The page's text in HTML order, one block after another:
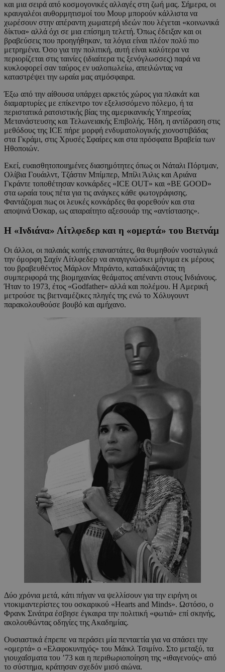
και μια σειρά από κοσμογονικές αλλαγές στη ζωή μας. Σήμερα, οι
κραυγαλέοι αυθορμητισμοί του Μουρ μπορούν κάλλιστα να
χωρέσουν στην απέραντη χωματερή ιδεών που λέγεται «κοινωνικά
δίκτυα» αλλά όχι σε μια επίσημη τελετή. Όπως έδειξαν και οι
βραβεύσεις που προηγήθηκαν, τα λόγια είναι πλέον πολύ πιο
μετρημένα. Όσο για την πολιτική, αυτή είναι καλύτερα να
περιορίζεται στις ταινίες (ιδιαίτερα τις ξενόγλωσσες) παρά να
κυκλοφορεί σαν ταύρος εν υαλοπωλείω, απειλώντας να
καταστρέψει την ωραία μας ατμόσφαιρα.
Έξω από την αίθουσα υπάρχει αρκετός χώρος για πλακάτ και
διαμαρτυρίες με επίκεντρο τον εξελισσόμενο πόλεμο, ή τα
περιστατικά ρατσιστικής βίας της αμερικανικής Υπηρεσίας
Μετανάστευσης και Τελωνειακής Επιβολής. Ήδη, η αντίδραση στις
μεθόδους της ICE πήρε μορφή ενδυματολογικής χιονοστιβάδας
στα Γκράμι, στις Χρυσές Σφαίρες και στα πρόσφατα Βραβεία των
Ηθοποιών.
Εκεί, ευαισθητοποιημένες διασημότητες όπως οι Νάταλι Πόρτμαν,
Ολίβια Γουάιλντ, Τζάστιν Μπίμπερ, Μπίλι Άιλις και Αριάνα
Γκράντε τοποθέτησαν κονκάρδες «ICE OUT» και «BE GOOD»
στα ωραία τους πέτα για τις ανάγκες κάθε φωτογράφισης.
Φαντάζομαι πως οι λευκές κονκάρδες θα φορεθούν και στα
αποψινά Όσκαρ, ως απαραίτητο αξεσουάρ της «αντίστασης».
Η «Ινδιάνα» Λίτλφεδερ και η «ομερτά» του Βιετνάμ
Οι άλλοι, οι παλαιάς κοπής επαναστάτες, θα θυμηθούν νοσταλγικά
την όμορφη Σαχίν Λίτλφεδερ να αναγιγνώσκει μήνυμα εκ μέρους
του βραβευθέντος Μάρλον Μπράντο, καταδικάζοντας τη
συμπεριφορά της βιομηχανίας θεάματος απέναντι στους Ινδιάνους.
Ήταν το 1973, έτος «Godfather» αλλά και πολέμου. Η Αμερική
μετρούσε τις βιετναμέζικες πληγές της ενώ το Χόλυγουντ
παρακολουθούσε βουβό και αμήχανο.
Δύο χρόνια μετά, κάτι πήγαν να ψελλίσουν για την ειρήνη οι
ντοκιμαντερίστες του οσκαρικού «Hearts and Minds». Ωστόσο, ο
Φρανκ Σινάτρα έσβησε έγκαιρα την πολιτική «φωτιά» επί σκηνής,
ακολουθώντας οδηγίες της Ακαδημίας.
Ουσιαστικά έπρεπε να περάσει μία πενταετία για να σπάσει την
«ομερτά» ο «Ελαφοκυνηγός» του Μάικλ Τσιμίνο. Στο μεταξύ, τα
γιουχαΐσματα του ’73 και η περιθωριοποίηση της «ιθαγενούς» από
το σύστημα, κράτησαν σχεδόν μισό αιώνα.